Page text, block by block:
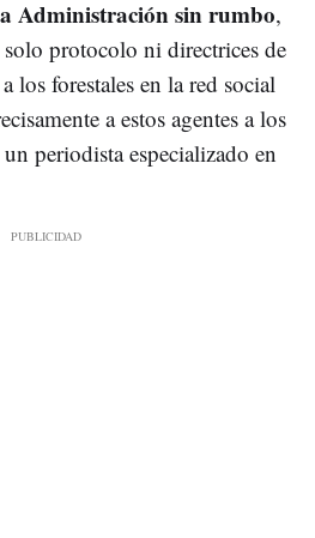
Administración sin rumbo,
protocolo ni directrices de
los forestales en la red social
a estos agentes a los
periodista especializado en